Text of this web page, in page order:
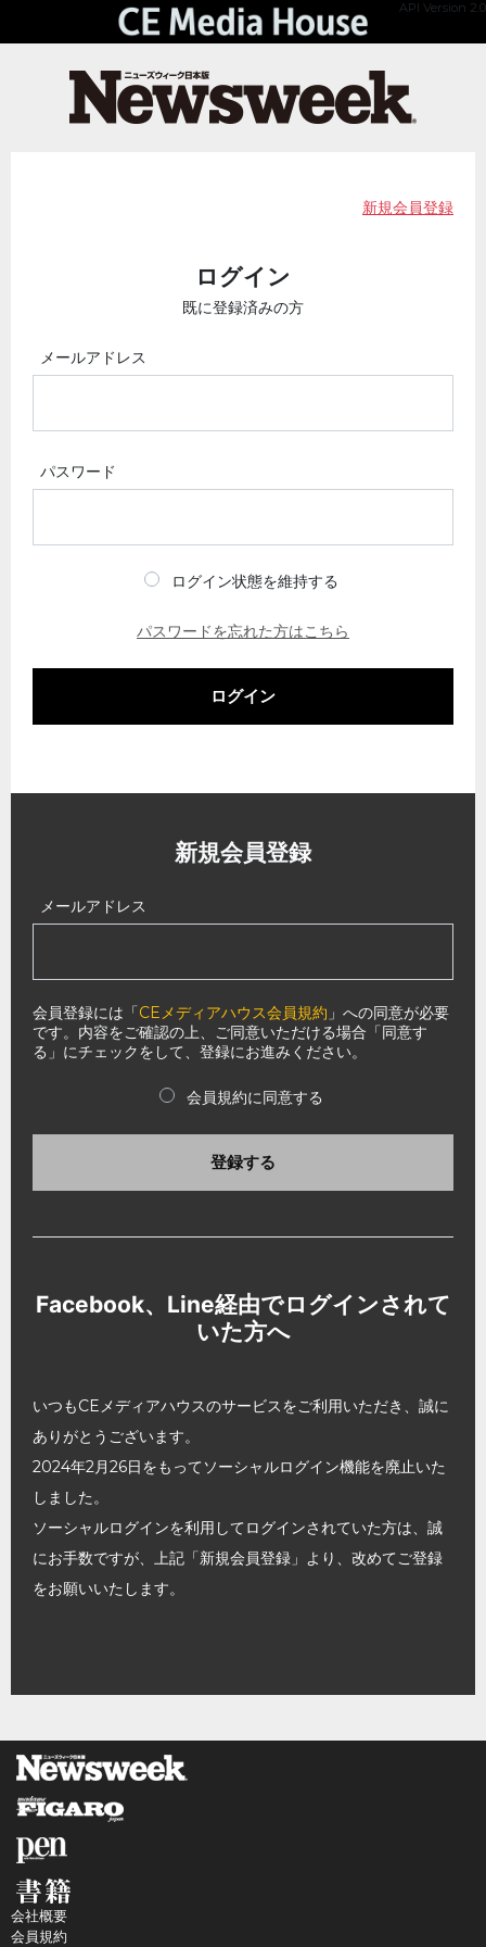
API Version 2.0
新規会員登録
ログイン
既に登録済みの方
メールアドレス
パスワード
ログイン状態を維持する
パスワードを忘れた方はこちら
ログイン
新規会員登録
メールアドレス
会員登録には「CEメディアハウス会員規約 」への同意が必要
です。内容をご確認の上、ご同意いただける場合「同意す
る」にチェックをして、登録にお進みください。
会員規約に同意する
登録する
Facebook、Line経由でログインされて
いた方へ
いつもCEメディアハウスのサービスをご利用いただき、誠に
ありがとうございます。
2024年2月26日をもってソーシャルログイン機能を廃止いた
しました。
ソーシャルログインを利用してログインされていた方は、誠
にお手数ですが、上記「新規会員登録」より、改めてご登録
をお願いいたします。
会社概要
会員規約